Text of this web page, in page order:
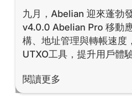
九月，Abelian 迎來蓬勃
v4.0.0 Abelian Pro 移動
構、地址管理與轉帳速度
UTXO工具，提升用戶體
閱讀更多
閱讀更多